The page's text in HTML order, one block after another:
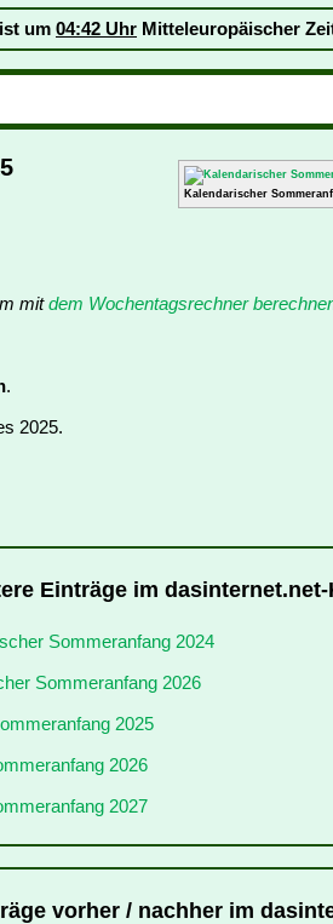
ist um 04:42 Uhr Mitteleuropäischer
Kalendarischer
mitdem Wochentagsrechner
.
2025.
Einträge im
Sommeranfang 2024
Sommeranfang 2026
2025
2026
2027
vorher / nachher im